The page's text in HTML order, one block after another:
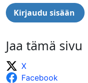
Jaa tämä sivu
X
Facebook